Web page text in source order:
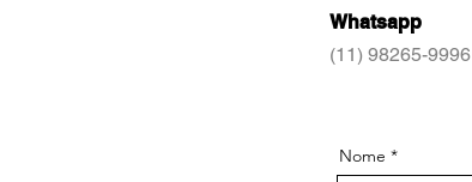
Whatsapp
(11) 98265-9996
Nome